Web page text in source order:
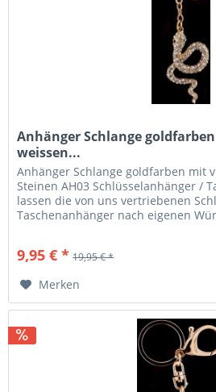
Anhänger Schlange
weissen...
Anhänger Schlange goldfarben mit
Steinen AH03 Schlüsselanhänger /
lassen die von uns vertriebenen
Taschenanhänger nach eigenen
9,95 € * 19,95 € *
Merken